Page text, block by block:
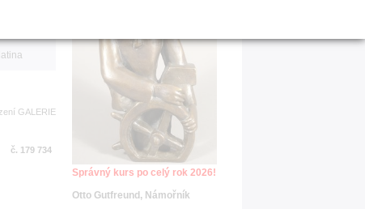
GALERIE
č. 179 734
Správný kurs po celý rok 2026!
Otto Gutfreund, Námořník